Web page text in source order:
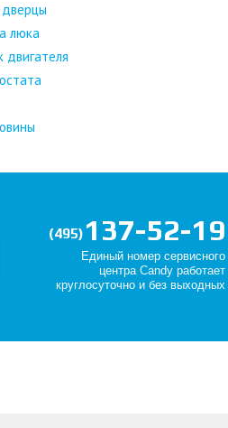
люка
(495) 137-52-19
Единый номер сервисного
центра Candy работает
круглосуточно и без выходных